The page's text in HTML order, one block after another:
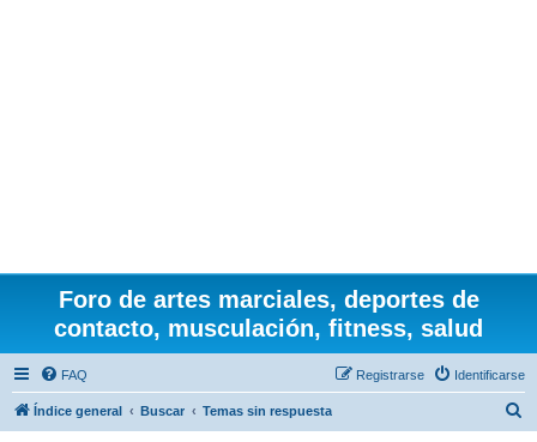
Foro de artes marciales, deportes de
contacto, musculación, fitness, salud
FAQ Identificarse
Registrarse
Índice general Buscar Temas sin respuesta